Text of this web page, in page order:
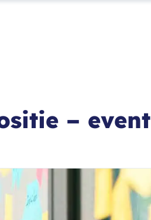
– event